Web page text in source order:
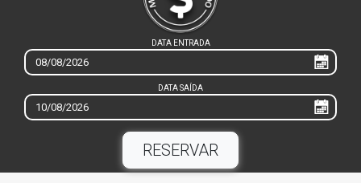
DATA ENTRADA
DATA SAÍDA
RESERVAR